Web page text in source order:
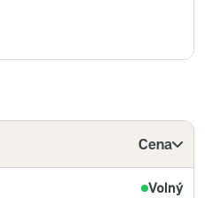
Cena
Volný